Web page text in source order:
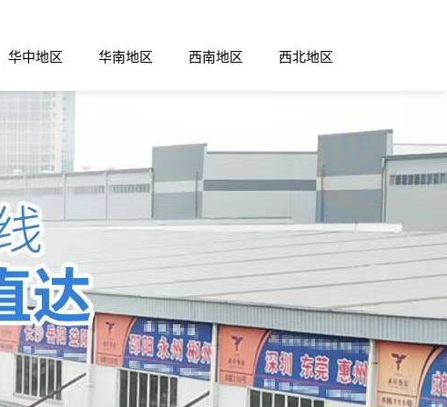
华中地区 华南地区 西南地区 西北地区